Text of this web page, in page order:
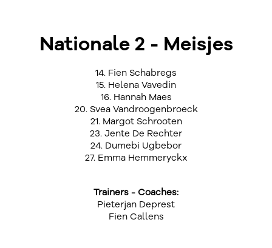
Nationale 2 - Meisjes
14. Fien Schabregs
15. Helena Vavedin
16. Hannah Maes
20. Svea Vandroogenbroeck
21. Margot Schrooten
23. Jente De Rechter
24. Dumebi Ugbebor
27. Emma Hemmeryckx
Trainers - Coaches:
Pieterjan Deprest
Fien Callens